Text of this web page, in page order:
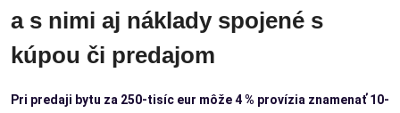
a s nimi aj náklady spojené s
kúpou či predajom
Pri predaji bytu za 250-tisíc eur môže 4 % provízia znamenať 10-